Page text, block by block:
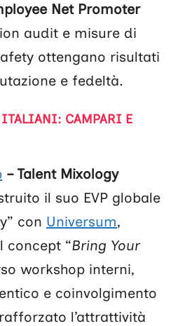
Net Promoter
audit e misure di
ottengano risultati
e fedeltà.
ITALIANI: CAMPARI E
– Talent Mixology
il suo EVP globale
con Universum,
concept “Bring Your
workshop interni,
e coinvolgimento
l’attrattività